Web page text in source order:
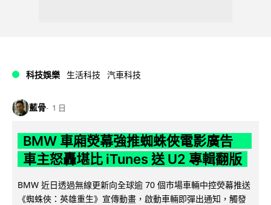
科技娛樂 生活科技 汽車科技
藍骨 1 日
BMW 車廂熒幕強推蜘蛛俠電影廣告
車主怒轟堪比 iTunes 送 U2 專輯翻版
BMW 近日透過無線更新向全球逾 70 個市場車輛中控熒幕推送
《蜘蛛俠：英雄重生》宣傳動畫，啟動車輛即彈出通知，觸發